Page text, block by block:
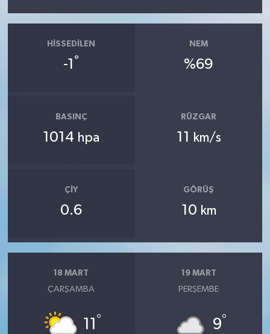
HISSEDILEN
-1 °
NEM
%69
BASINÇ
1014 hpa
RÜZGAR
11 km/s
ÇIY
0.6
GÖRÜŞ
10 km
18 MART
ÇARŞAMBA
11 °
19 MART
PERŞEMBE
9°